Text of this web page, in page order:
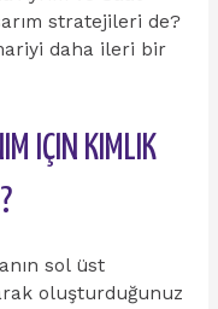
stratejileri de?
daha ileri bir
IÇIN KIMLIK
sol üst
oluşturduğunuz